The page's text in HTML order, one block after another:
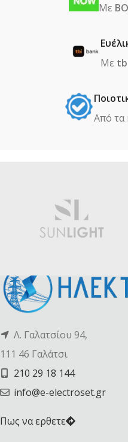
Με
Με
Από τα
Λ. Γαλατσίου 94,
111 46 Γαλάτσι
210 29 18 144
info@e-electroset.gr
Πως να ερθετε